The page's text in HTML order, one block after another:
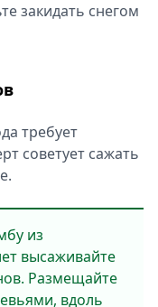
закидать снегом
требует
советует сажать
из
высаживайте
Размещайте
вдоль